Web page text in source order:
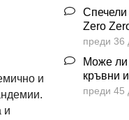
и
и
Спечели
Zero
преди 36
Може ли
кръвни
преди 45